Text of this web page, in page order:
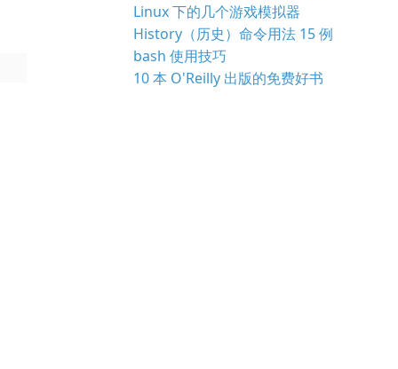
Linux 下的几个游戏模拟器
History（历史）命令用法 15 例
bash 使用技巧
10 本 O'Reilly 出版的免费好书